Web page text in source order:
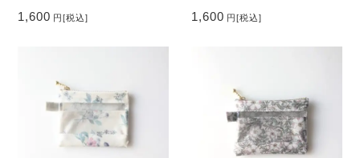
ドサイズ ♡
1,600 円[税込]
ート カードサイズ ♡
1,600 円[税込]